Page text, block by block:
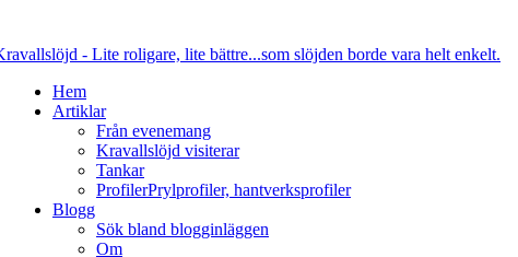
Hem
Artiklar
Från evenemang
Kravallslöjd visiterar
Tankar
ProfilerPrylprofiler, hantverksprofiler
Blogg
Sök bland blogginläggen
Om